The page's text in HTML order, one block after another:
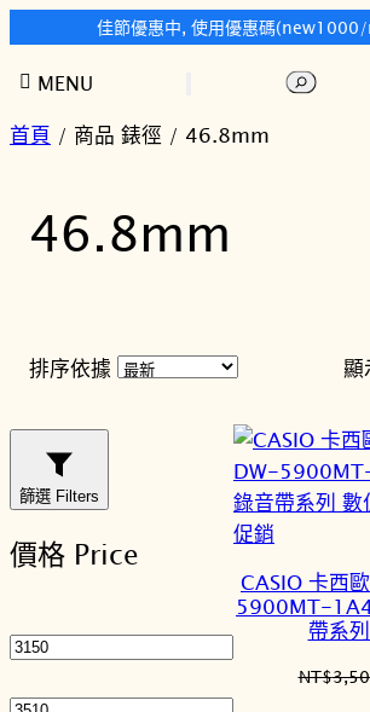
佳節優惠中, 使用優惠碼
至
主
要
搜
MENU
首頁 / 商品 錶徑 / 46.8mm
46.8mm
排序依據 顯
篩選 Filters
價格 Price
低
格
高
促銷
商
CASIO 卡西
5900MT-
帶系
NT$